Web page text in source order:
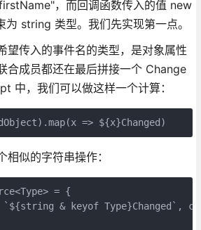
，而回调函数传入的值 new
string 类型。我们先实现第一点。
望传入的事件名的类型，是对象属性
合成员都还在最后拼接一个 Change
中，我们可以做这样一个计算：
=> ${x}Changed)
似的字符串操作：
= {
& keyof Type}Changed`,